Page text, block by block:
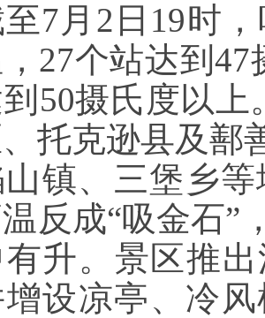
月2日19时，
，27个站达到
50摄氏度以
托克逊县及鄯
镇、三堡乡
反成“吸金石”
有升。景区推
设凉亭、冷